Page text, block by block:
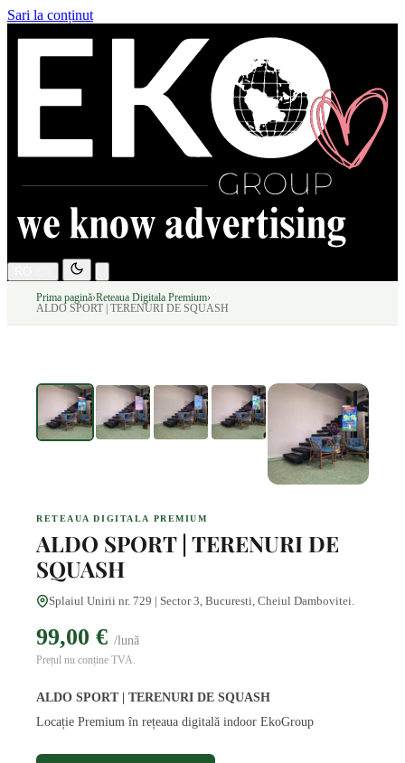
Sari la conținut
Prima pagină› Reteaua Digitala Premium›
ALDO SPORT | TERENURI DE SQUASH
RETEAUA DIGITALA PREMIUM
ALDO SPORT | TERENURI DE
SQUASH
Splaiul Unirii nr. 729 | Sector 3, Bucuresti, Cheiul Dambovitei.
99,00 € /lună
Prețul nu conține TVA.
ALDO SPORT | TERENURI DE SQUASH
Locație Premium în rețeaua digitală indoor EkoGroup